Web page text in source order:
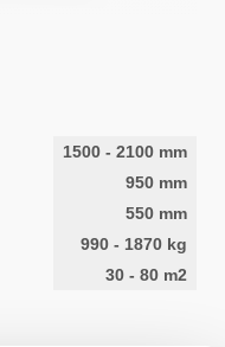
1500 - 2100 mm
950 mm
550 mm
990 - 1870 kg
30 - 80 m2